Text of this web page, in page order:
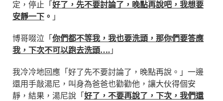
定，停止「 好了，先不要討論了，晚點再說吧，我想要
安靜一下 。 」
博哥啜泣「 你們都不等我，我也要洗頭，那你們要答應
我，下次不可以跑去洗頭…. 」
我冷冷地回應「好了先不要討論了，晚點再說。」一邊
還用手敲湯尼，叫身為爸爸也勸勸他，讓大伙得個安
靜，結果，湯尼說「 好了，不要再說了，下次，我們還